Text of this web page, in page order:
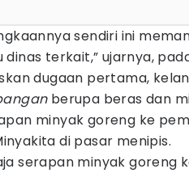
sendiri ini
terkait,” ujarnya,
dugaan pertama,
berupa beras dan
minyak goreng ke
di pasar menipis.
serapan minyak goreng